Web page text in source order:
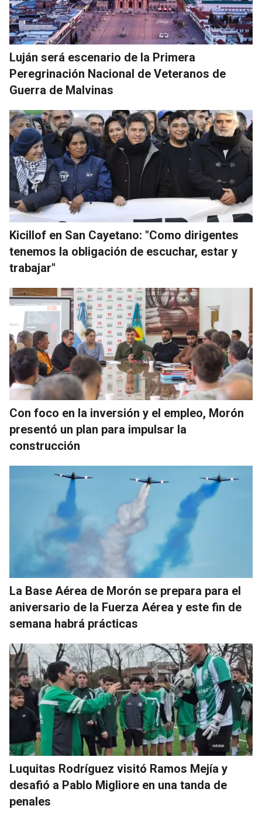
Luján será escenario de la Primera
Peregrinación Nacional de Veteranos de
Guerra de Malvinas
Kicillof en San Cayetano: "Como dirigentes
tenemos la obligación de escuchar, estar y
trabajar"
Con foco en la inversión y el empleo, Morón
presentó un plan para impulsar la
construcción
La Base Aérea de Morón se prepara para el
aniversario de la Fuerza Aérea y este fin de
semana habrá prácticas
Luquitas Rodríguez visitó Ramos Mejía y
desafió a Pablo Migliore en una tanda de
penales